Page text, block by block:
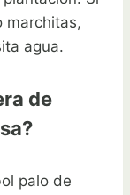
marchitas,
agua.
de
palo de